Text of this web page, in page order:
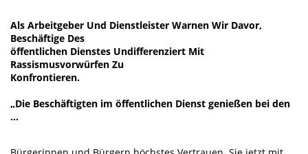
Als Arbeitgeber Und Dienstleister Warnen Wir Davor,
Beschäftige Des
öffentlichen Dienstes Undifferenziert Mit
Rassismusvorwürfen Zu
Konfrontieren.
„Die Beschäftigten im öffentlichen Dienst genießen bei den
...